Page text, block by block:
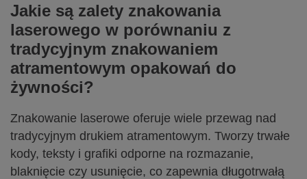
Jakie są zalety znakowania
laserowego w porównaniu z
tradycyjnym znakowaniem
atramentowym opakowań do
żywności?
Znakowanie laserowe oferuje wiele przewag nad
tradycyjnym drukiem atramentowym. Tworzy trwałe
kody, teksty i grafiki odporne na rozmazanie,
blaknięcie czy usunięcie, co zapewnia długotrwałą